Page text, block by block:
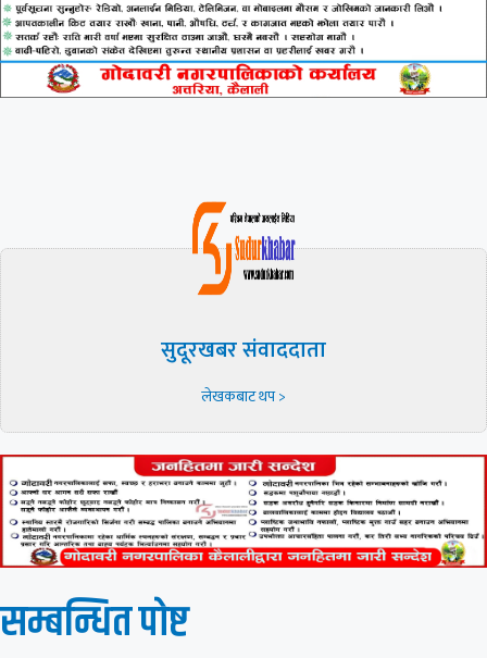
सुदूरखबर संवाददाता
लेखकबाट थप >
सम्बन्धित पाेष्ट